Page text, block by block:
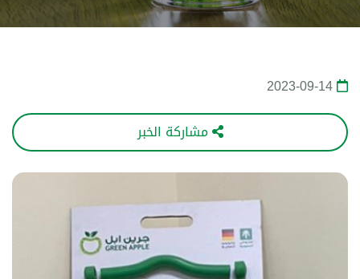
2023-09-14
مشاركة الخبر